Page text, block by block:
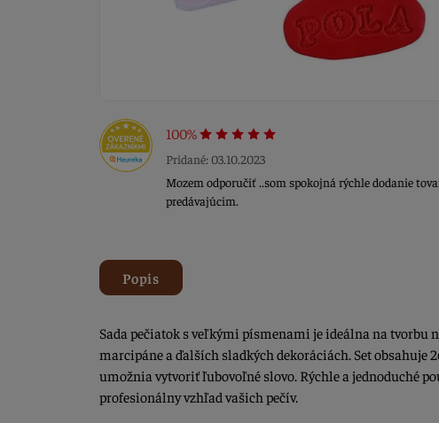
100%
Pridané: 03.10.2023
Mozem odporučiť ..som spokojná rýchle dodanie
predávajúcim.
Popis
Sada pečiatok s veľkými písmenami je ideálna na tvorbu
marcipáne a ďalších sladkých dekoráciách. Set obsahuje
umožnia vytvoriť ľubovoľné slovo. Rýchle a jednoduché
profesionálny vzhľad vašich pečív.